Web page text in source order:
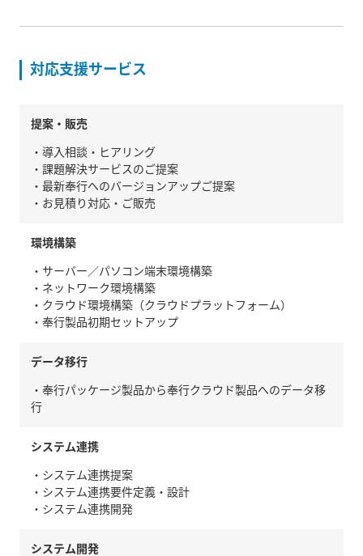
対応支援サービス
提案・販売
・導入相談・ヒアリング
・課題解決サービスのご提案
・最新奉行へのバージョンアップご提案
・お見積り対応・ご販売
環境構築
・サーバー／パソコン端末環境構築
・ネットワーク環境構築
・クラウド環境構築（クラウドプラットフォーム）
・奉行製品初期セットアップ
データ移行
・奉行パッケージ製品から奉行クラウド製品へのデータ移
行
システム連携
・システム連携提案
・システム連携要件定義・設計
・システム連携開発
システム開発